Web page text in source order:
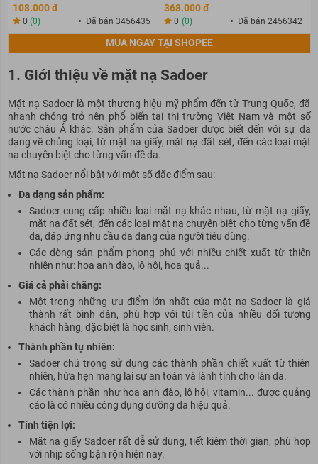
108.000 đ
0 (0) Đã bán 3456435
368.000 đ
0 (0) Đã bán 2456342
MUA NGAY TẠI SHOPEE
1. Giới thiệu về mặt nạ Sadoer
Mặt nạ Sadoer là một thương hiệu mỹ phẩm đến từ Trung Quốc, đã
nhanh chóng trở nên phổ biến tại thị trường Việt Nam và một số
nước châu Á khác. Sản phẩm của Sadoer được biết đến với sự đa
dạng về chủng loại, từ mặt nạ giấy, mặt nạ đất sét, đến các loại mặt
nạ chuyên biệt cho từng vấn đề da.
Mặt nạ Sadoer nổi bật với một số đặc điểm sau:
Đa dạng sản phẩm:
Sadoer cung cấp nhiều loại mặt nạ khác nhau, từ mặt nạ giấy,
mặt nạ đất sét, đến các loại mặt nạ chuyên biệt cho từng vấn đề
da, đáp ứng nhu cầu đa dạng của người tiêu dùng.
Các dòng sản phẩm phong phú với nhiều chiết xuất từ thiên
nhiên như: hoa anh đào, lô hội, hoa quả...
Giá cả phải chăng:
Một trong những ưu điểm lớn nhất của mặt nạ Sadoer là giá
thành rất bình dân, phù hợp với túi tiền của nhiều đối tượng
khách hàng, đặc biệt là học sinh, sinh viên.
Thành phần tự nhiên:
Sadoer chú trọng sử dụng các thành phần chiết xuất từ thiên
nhiên, hứa hẹn mang lại sự an toàn và lành tính cho làn da.
Các thành phần như hoa anh đào, lô hội, vitamin... được quảng
cáo là có nhiều công dụng dưỡng da hiệu quả.
Tính tiện lợi:
Mặt nạ giấy Sadoer rất dễ sử dụng, tiết kiệm thời gian, phù hợp
với nhịp sống bận rộn hiện nay.